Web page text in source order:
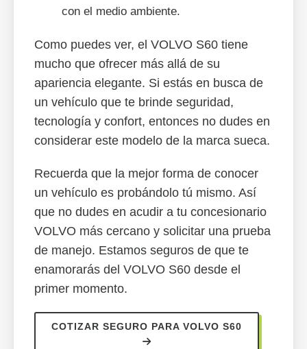
con el medio ambiente.
Como puedes ver, el VOLVO S60 tiene
mucho que ofrecer más allá de su
apariencia elegante. Si estás en busca de
un vehículo que te brinde seguridad,
tecnología y confort, entonces no dudes en
considerar este modelo de la marca sueca.
Recuerda que la mejor forma de conocer
un vehículo es probándolo tú mismo. Así
que no dudes en acudir a tu concesionario
VOLVO más cercano y solicitar una prueba
de manejo. Estamos seguros de que te
enamorarás del VOLVO S60 desde el
primer momento.
COTIZAR SEGURO PARA VOLVO S60